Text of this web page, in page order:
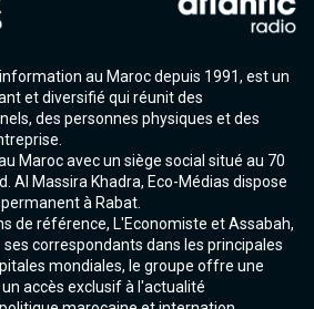
au Maroc depuis 1991, est un
et diversifié qui réunit des
des personnes physiques et des
Maroc avec un siège social situé au 70
Al Massira Khadra, Eco-Médias dispose
à Rabat.
de référence, L'Economiste et Assabah,
correspondants dans les principales
mondiales, le groupe offre une
accès exclusif à l'actualité